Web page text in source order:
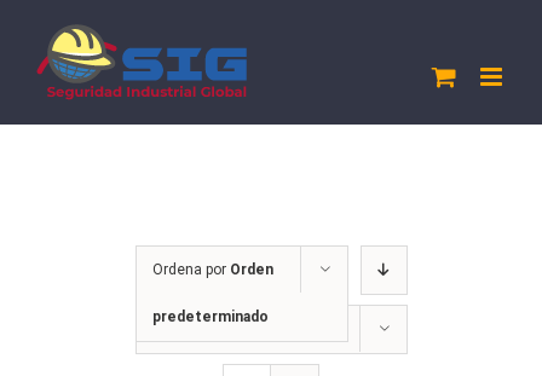
contenido
Ordena por Orden
predeterminado
Mostrar